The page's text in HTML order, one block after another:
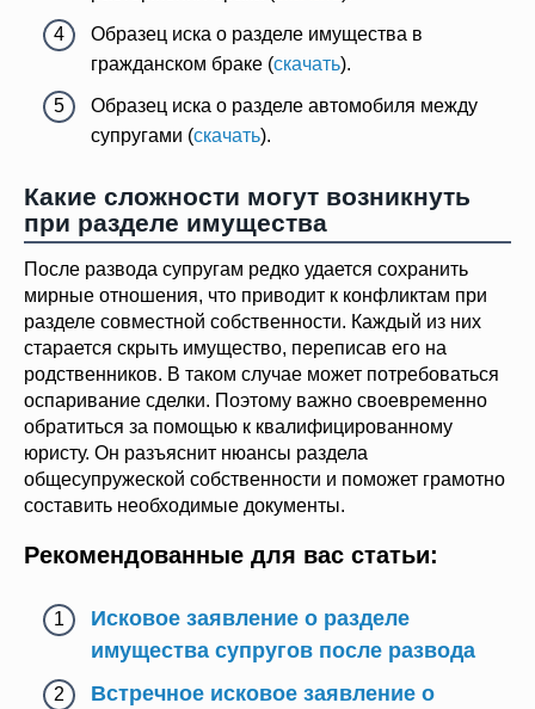
Образец иска о разделе имущества в
гражданском браке (скачать).
Образец иска о разделе автомобиля между
супругами (скачать).
Какие сложности могут возникнуть
при разделе имущества
После развода супругам редко удается сохранить
мирные отношения, что приводит к конфликтам при
разделе совместной собственности. Каждый из них
старается скрыть имущество, переписав его на
родственников. В таком случае может потребоваться
оспаривание сделки. Поэтому важно своевременно
обратиться за помощью к квалифицированному
юристу. Он разъяснит нюансы раздела
общесупружеской собственности и поможет грамотно
составить необходимые документы.
Рекомендованные для вас статьи:
Исковое заявление о разделе
имущества супругов после развода
Встречное исковое заявление о